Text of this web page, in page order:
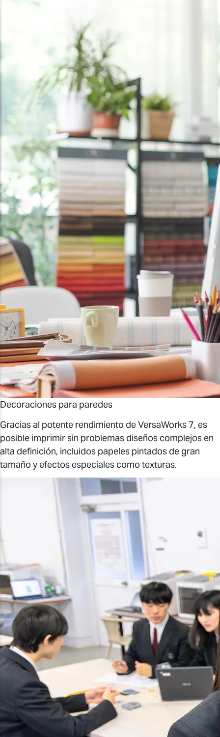
Decoraciones para paredes
Gracias al potente rendimiento de VersaWorks 7, es
posible imprimir sin problemas diseños complejos en
alta definición, incluidos papeles pintados de gran
tamaño y efectos especiales como texturas.